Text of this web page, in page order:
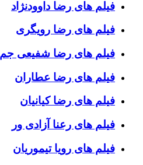
فیلم های رضا داوودنژاد
فیلم های رضا رویگری
فیلم های رضا شفیعی جم
فیلم های رضا عطاران
فیلم های رضا کیانیان
فیلم های رعنا آزادی ور
فیلم های رویا تیموریان